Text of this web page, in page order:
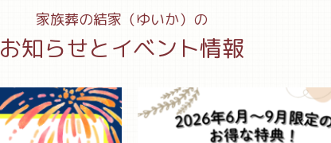
家族葬の結家（ゆいか）の
お知らせとイベント情報